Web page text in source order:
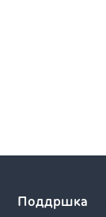
Поддршка